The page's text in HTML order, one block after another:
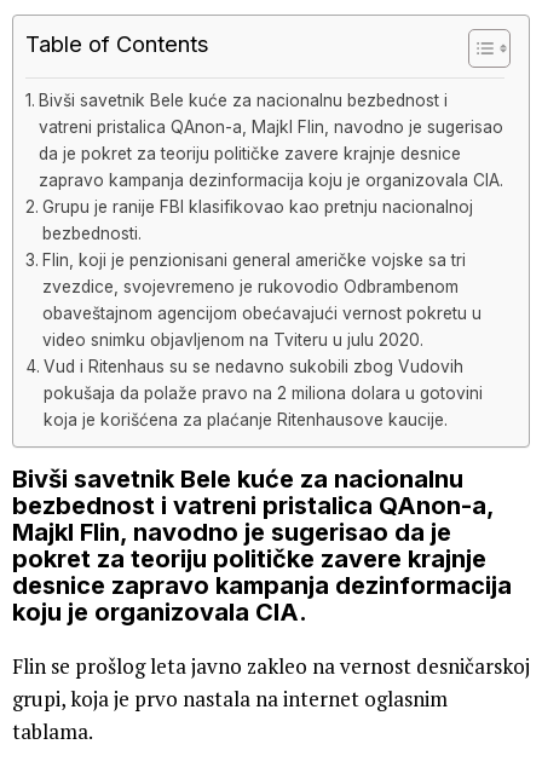
Table of Contents
Bivši savetnik Bele kuće za nacionalnu bezbednost i
vatreni pristalica QAnon-a, Majkl Flin, navodno je sugerisao
da je pokret za teoriju političke zavere krajnje desnice
zapravo kampanja dezinformacija koju je organizovala CIA.
Grupu je ranije FBI klasifikovao kao pretnju nacionalnoj
bezbednosti.
Flin, koji je penzionisani general američke vojske sa tri
zvezdice, svojevremeno je rukovodio Odbrambenom
obaveštajnom agencijom obećavajući vernost pokretu u
video snimku objavljenom na Tviteru u julu 2020.
Vud i Ritenhaus su se nedavno sukobili zbog Vudovih
pokušaja da polaže pravo na 2 miliona dolara u gotovini
koja je korišćena za plaćanje Ritenhausove kaucije.
Bivši savetnik Bele kuće za nacionalnu
bezbednost i vatreni pristalica QAnon-a,
Majkl Flin, navodno je sugerisao da je
pokret za teoriju političke zavere krajnje
desnice zapravo kampanja dezinformacija
koju je organizovala CIA.
Flin se prošlog leta javno zakleo na vernost desničarskoj
grupi, koja je prvo nastala na internet oglasnim
tablama.